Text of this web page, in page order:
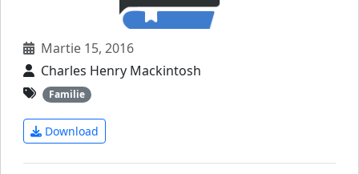
Martie 15, 2016
Charles Henry Mackintosh
Familie
Download